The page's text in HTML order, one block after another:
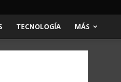
TECNOLOGÍA MÁS